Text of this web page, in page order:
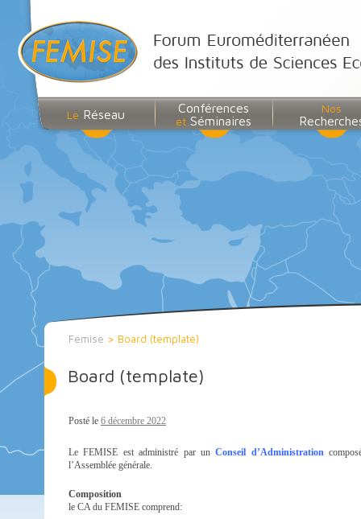
Le Réseau Conférences
et Séminaires
Nos
Femise > Board (template)
Board (template)
Posté le 6 décembre 2022
Le FEMISE est administré par unConseil d’Administration
l’Assemblée générale.
Composition
le CA du FEMISE comprend: